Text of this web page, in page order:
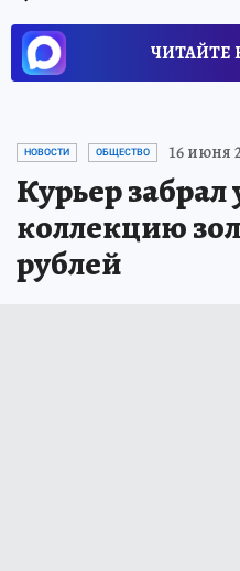
ЧИТАЙТЕ
НОВОСТИ ОБЩЕСТВО 16 июня
Курьер
коллекцию
рублей